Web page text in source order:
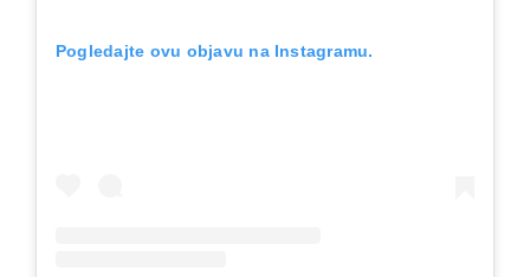
Pogledajte ovu objavu na Instagramu.